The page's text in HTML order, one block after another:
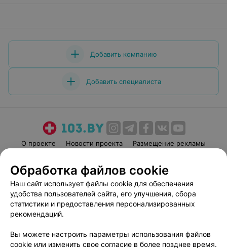
Добавить компанию
Добавить специалиста
О проекте Новости проекта
Размещение рекламы
Пользовательское соглашение
Способы оплаты
Вакансии
Партнеры
Написать руководителю 103.by
Обработка персональных данных
Обработка файлов cookie
Наш сайт использует файлы cookie для обеспечения
удобства пользователей сайта, его улучшения, сбора
статистики и предоставления персонализированных
рекомендаций.
Вы можете настроить параметры использования файлов
cookie или изменить свое согласие в более позднее время.